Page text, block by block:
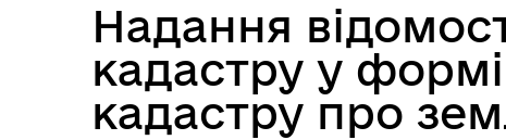
Надання
кадастру у
кадастру про